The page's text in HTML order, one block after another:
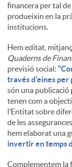
financera per tal
produeixin en la
institucions.
Hem editat,
Quaderns de
previsió social:
través d’eines
són una
tenen com a
l’Entitat sobre
de les
hem elaborat una
invertir en temps
Complementem la